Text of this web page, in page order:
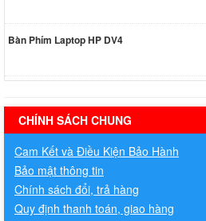
Bàn Phím Laptop HP DV4
hermes handbags outlet online
CHÍNH SÁCH CHUNG
Cam Kết và Điều Kiện Bảo Hành
Bảo mật thông tin
Chính sách đổi, trả hàng
Quy định thanh toán, giao hàng